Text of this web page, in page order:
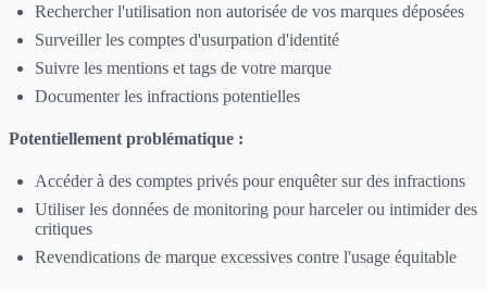
Rechercher l'utilisation non autorisée de vos marques déposées
Surveiller les comptes d'usurpation d'identité
Suivre les mentions et tags de votre marque
Documenter les infractions potentielles
Potentiellement problématique :
Accéder à des comptes privés pour enquêter sur des infractions
Utiliser les données de monitoring pour harceler ou intimider des
critiques
Revendications de marque excessives contre l'usage équitable